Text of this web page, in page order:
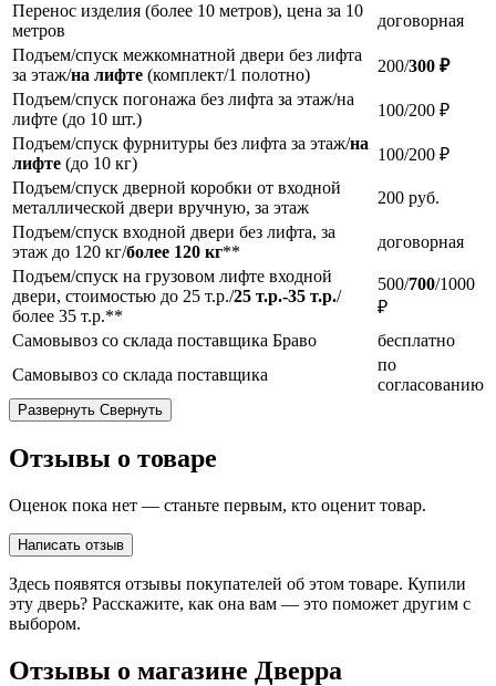
Перенос изделия (более 10 метров), цена за 10
метров
договорная
Подъем/спуск межкомнатной двери без лифта
за этаж/на лифте (комплект/1 полотно) 200/300 ₽
Подъем/спуск погонажа без лифта за этаж/на
лифте (до 10 шт.)
100/200 ₽
Подъем/спуск фурнитуры без лифта за этаж/на
лифте (до 10 кг)
100/200 ₽
Подъем/спуск дверной коробки от входной
металлической двери вручную, за этаж
200 руб.
Подъем/спуск входной двери без лифта, за
этаж до 120 кг/более 120 кг**
договорная
Подъем/спуск на грузовом лифте входной
двери, стоимостью до 25 т.р./25 т.р.-35 т.р./
более 35 т.р.**
500/700/1000
₽
Самовывоз со склада поставщика Браво
бесплатно
Самовывоз со склада поставщика
по
согласованию
Развернуть Свернуть
Отзывы о товаре
Оценок пока нет — станьте первым, кто оценит товар.
Написать отзыв
Здесь появятся отзывы покупателей об этом товаре. Купили
эту дверь? Расскажите, как она вам — это поможет другим с
выбором.
Отзывы о магазине Дверра